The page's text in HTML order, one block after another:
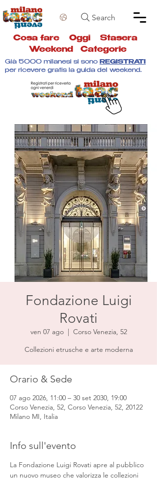
Search
Cosa fare Oggi Stasera
Weekend
Categorie
Già 5000 milanesi si sono REGISTRATI
per ricevere gratis la guida del weekend.
Fondazione Luigi
Rovati
ven 07 ago
  |
Corso Venezia, 52
Collezioni etrusche e arte moderna
Orario & Sede
07 ago 2026, 11:00 – 30 set 2030, 19:00
Corso Venezia, 52, Corso Venezia, 52, 20122
Milano MI, Italia
Info sull'evento
La Fondazione Luigi Rovati apre al pubblico
un nuovo museo che valorizza le collezioni